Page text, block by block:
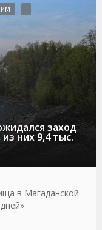
заход
них 9,4 тыс.
в Магаданской